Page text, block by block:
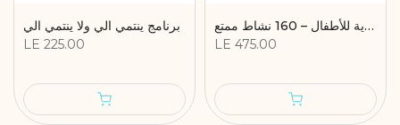
برنامج ينتمي الي ولا ينتمي الي
LE 225.00
لعبة تنمية الذاكرة البصرية للأطفال – 160 نشاط ممتع
LE 475.00